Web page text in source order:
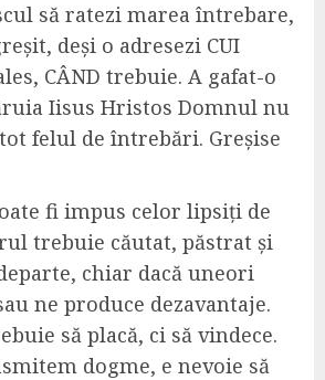
să ratezi marea întrebare,
deși o adresezi CUI
CÂND trebuie. A gafat-o
Iisus Hristos Domnul nu
felul de întrebări. Greșise
fi impus celor lipsiți de
trebuie căutat, păstrat și
chiar dacă uneori
ne produce dezavantaje.
să placă, ci să vindece.
dogme, e nevoie să